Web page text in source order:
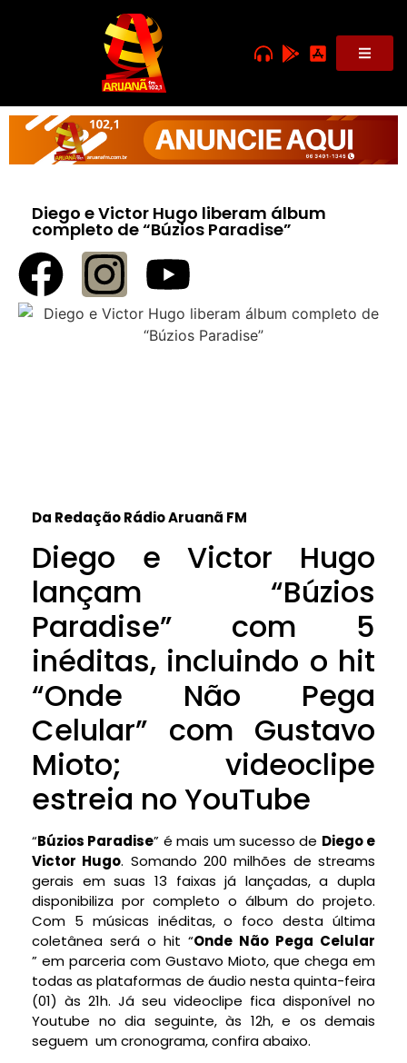
Diego e Victor Hugo liberam álbum
completo de “Búzios Paradise”
Da Redação Rádio Aruanã FM
Diego e Victor Hugo
lançam “Búzios
Paradise” com 5
inéditas, incluindo o hit
“Onde Não Pega
Celular” com Gustavo
Mioto; videoclipe
estreia no YouTube
“Búzios Paradise” é mais um sucesso de Diego e
Victor Hugo. Somando 200 milhões de streams
gerais em suas 13 faixas já lançadas, a dupla
disponibiliza por completo o álbum do projeto.
Com 5 músicas inéditas, o foco desta última
coletânea será o hit “Onde Não Pega Celular
” em parceria com Gustavo Mioto, que chega em
todas as plataformas de áudio nesta quinta-feira
(01) às 21h. Já seu videoclipe fica disponível no
Youtube no dia seguinte, às 12h, e os demais
seguem um cronograma, confira abaixo.